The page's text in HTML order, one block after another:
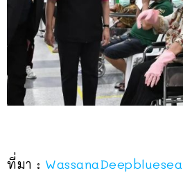
ที่มา : WassanaDeepbluesea